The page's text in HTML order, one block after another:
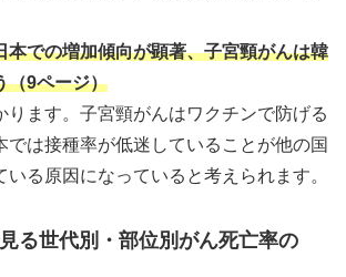
本での増加傾向が顕著、子宮頸がんは韓
（9ページ）
ります。子宮頸がんはワクチンで防げる
では接種率が低迷していることが他の国
いる原因になっていると考えられます。
る世代別・部位別がん死亡率の